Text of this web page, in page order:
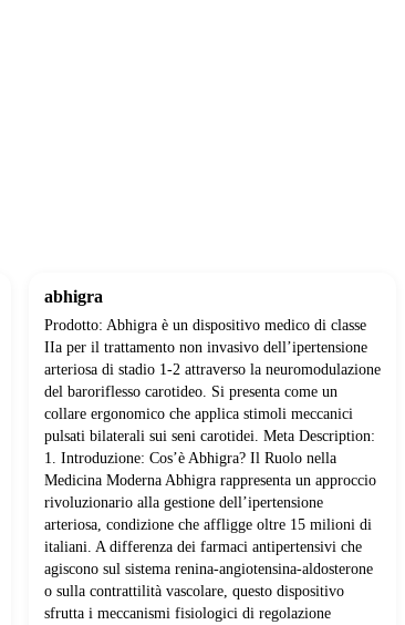
abhigra
Prodotto: Abhigra è un dispositivo medico di classe
IIa per il trattamento non invasivo dell’ipertensione
arteriosa di stadio 1-2 attraverso la neuromodulazione
del baroriflesso carotideo. Si presenta come un
collare ergonomico che applica stimoli meccanici
pulsati bilaterali sui seni carotidei. Meta Description:
1. Introduzione: Cos’è Abhigra? Il Ruolo nella
Medicina Moderna Abhigra rappresenta un approccio
rivoluzionario alla gestione dell’ipertensione
arteriosa, condizione che affligge oltre 15 milioni di
italiani. A differenza dei farmaci antipertensivi che
agiscono sul sistema renina-angiotensina-aldosterone
o sulla contrattilità vascolare, questo dispositivo
sfrutta i meccanismi fisiologici di regolazione